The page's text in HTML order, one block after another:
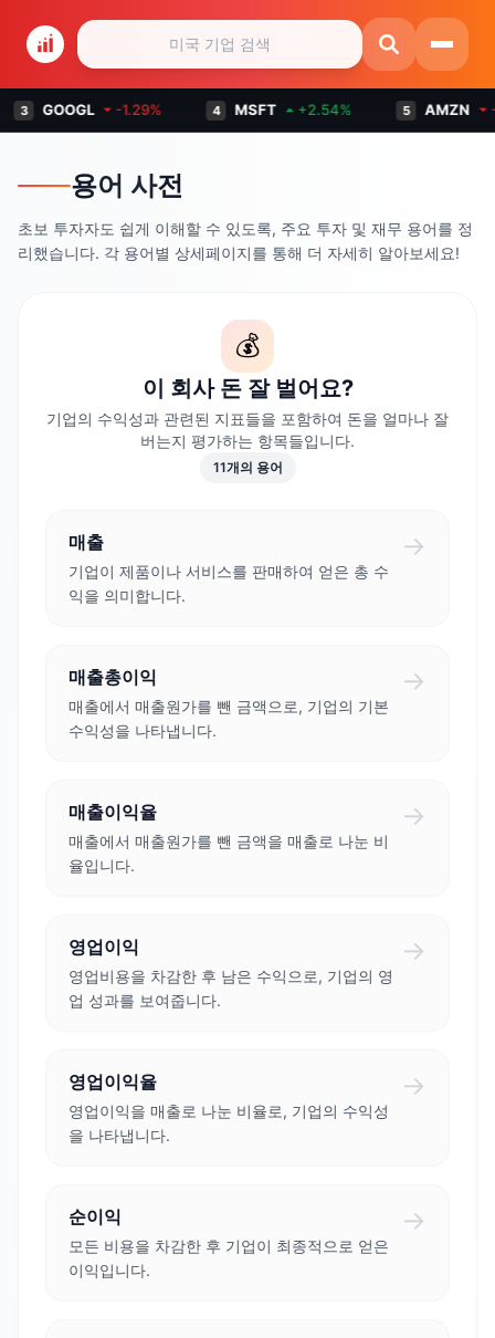
⏷-1.29 % MSFT ⏶+2.54% AMZN ⏷-0.14 %
용어 사전
초보 투자자도 쉽게 이해할 수 있도록, 주요 투자 및 재무 용어를 정
리했습니다. 각 용어별 상세페이지를 통해 더 자세히 알아보세요!
💰
이 회사 돈 잘 벌어요?
기업의 수익성과 관련된 지표들을 포함하여 돈을 얼마나 잘
버는지 평가하는 항목들입니다.
11개의 용어
매출
기업이 제품이나 서비스를 판매하여 얻은 총 수
익을 의미합니다.
→
매출총이익
매출에서 매출원가를 뺀 금액으로, 기업의 기본
수익성을 나타냅니다.
→
매출이익율
매출에서 매출원가를 뺀 금액을 매출로 나눈 비
율입니다.
→
영업이익
영업비용을 차감한 후 남은 수익으로, 기업의 영
업 성과를 보여줍니다.
→
영업이익율
영업이익을 매출로 나눈 비율로, 기업의 수익성
을 나타냅니다.
→
순이익
모든 비용을 차감한 후 기업이 최종적으로 얻은
이익입니다.
→